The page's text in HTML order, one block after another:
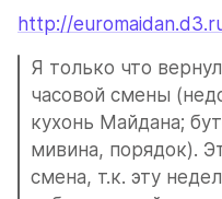
http://
Я только что
часовой смены
кухонь Майдана;
мивина, порядок).
смена, т.к. эту